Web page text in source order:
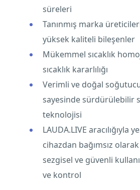
süreleri
Tanınmış marka
yüksek kaliteli bileşenler
Mükemmel sıcaklık
sıcaklık kararlılığı
Verimli ve doğal
sayesinde sürdürülebilir
teknolojisi
LAUDA.LIVE aracılığıyla
cihazdan bağımsız
sezgisel ve güvenli
ve kontrol